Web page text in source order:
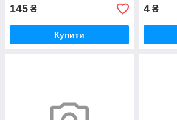
145 ₴
Купити
4 ₴